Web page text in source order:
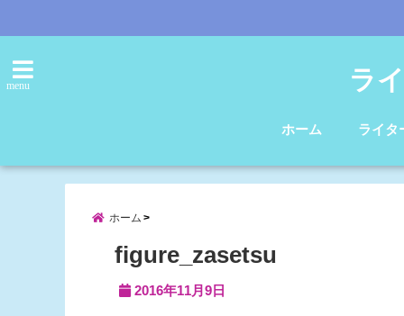
menu ラ
ホーム ライタ
ホーム
figure_zasetsu
2016年11月9日